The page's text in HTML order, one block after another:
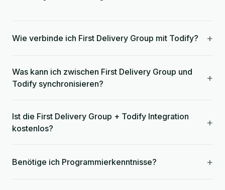
Wie verbinde ich First Delivery Group mit Todify? +
Was kann ich zwischen First Delivery Group und
Todify synchronisieren?
+
Ist die First Delivery Group + Todify Integration
kostenlos?
+
Benötige ich Programmierkenntnisse? +